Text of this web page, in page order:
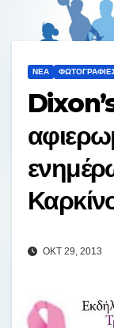
ΝΈΑ
ΟΚΤ 29, 2013